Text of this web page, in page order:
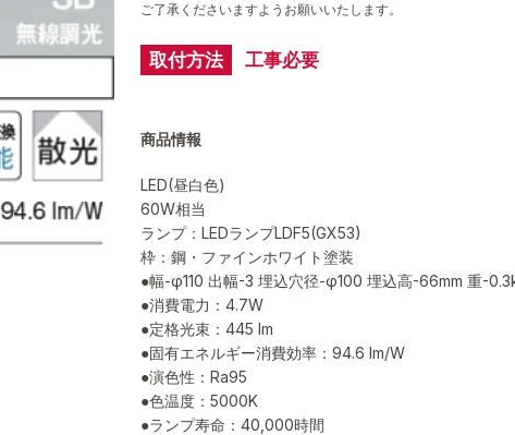
ご了承くださいますようお願いいたします。
取付方法 工事必要
商品情報
LED(昼白色)
60W相当
ランプ：LEDランプLDF5(GX53)
枠：鋼・ファインホワイト塗装
●幅-φ110 出幅-3 埋込穴径-φ100 埋込高-66mm 重-
●消費電力：4.7W
●定格光束：445 lm
●固有エネルギー消費効率：94.6 lm/W
●演色性：Ra95
●色温度：5000K
●ランプ寿命：40,000時間